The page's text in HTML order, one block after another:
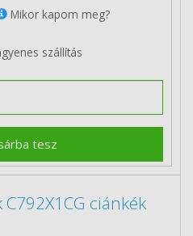
Mikor kapom meg?
szállítás
tesz
ciánkék